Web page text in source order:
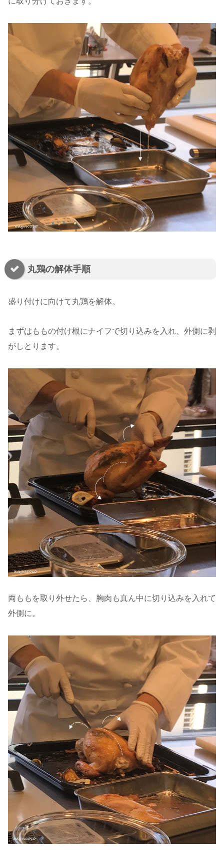
丸鶏の解体手順
盛り付けに向けて丸鶏を解体。
まずはももの付け根にナイフで切り込みを入れ、外側に剥
がしとります。
両ももを取り外せたら、胸肉も真ん中に切り込みを入れて
外側に。